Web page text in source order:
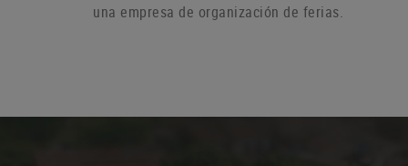
una empresa de organización de ferias.